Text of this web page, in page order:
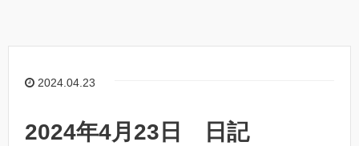
2024.04.23
2024年4月23日 日記